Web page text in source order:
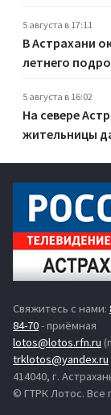
5 августа в 17:11
В Астрахани
летнего
5 августа в 16:02
На севере
жительницы
Свяжитесь с нами:
84-70- приёмная
lotos@lotos.rfn.ru
trklotos@yandex.ru
414040, г.
© ГТРК Лотос. Все